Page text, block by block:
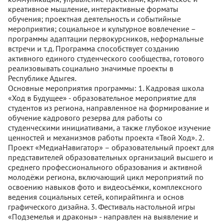
креативное мышление, интерактивные форматы
обучения; проектная деятельность и событийные
мероприятия; социальное и культурное вовлечение –
программы адаптации первокурсников, неформальные
встречи и т.д. Программа способствует созданию
активного единого студенческого сообщества, готового
реализовывать социально значимые проекты в
Республике Адыгея.
Основные мероприятия программы: 1. Кадровая школа
«Ход в Будущее» - образовательное мероприятие для
студентов из региона, направленное на формирование и
обучение кадрового резерва для работы со
студенческими инициативами, а также глубокое изучение
ценностей и механизмов работы проекта «Твой Ход». 2.
Проект «МедиаНавигатор» – образовательный проект для
представителей образовательных организаций высшего и
среднего профессионального образования и активной
молодёжи региона, включающий цикл мероприятий по
освоению навыков фото и видеосъёмки, комплексного
ведения социальных сетей, копирайтинга и основ
графического дизайна. 3. Фестиваль настольной игры
«Подземелья и драконы» - направлен на выявление и